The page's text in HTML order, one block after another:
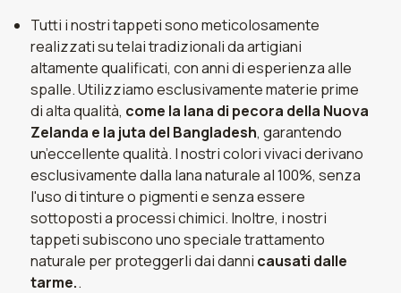
Tutti i nostri tappeti sono meticolosamente
realizzati su telai tradizionali da artigiani
altamente qualificati, con anni di esperienza alle
spalle. Utilizziamo esclusivamente materie prime
di alta qualità, come la lana di pecora della Nuova
Zelanda e la juta del Bangladesh, garantendo
un’eccellente qualità. I nostri colori vivaci derivano
esclusivamente dalla lana naturale al 100%, senza
l'uso di tinture o pigmenti e senza essere
sottoposti a processi chimici. Inoltre, i nostri
tappeti subiscono uno speciale trattamento
naturale per proteggerli dai danni causati dalle
tarme..